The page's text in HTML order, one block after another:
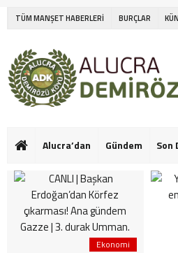
TÜM MANŞET HABERLERİ BURÇLAR
Alucra’dan Gündem Son
Ekonomi